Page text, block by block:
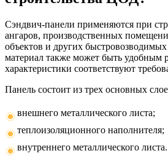
Сэндвич-панели применяются при
ангаров, производственных
объектов и других
материал также может быть удобным
характеристики соответствуют
Панель состоит из трех основных
внешнего металлического листа;
теплоизоляционного наполнителя;
внутреннего металлического листа.